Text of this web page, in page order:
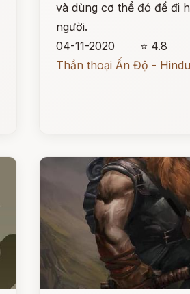
và dùng cơ thể đó để đi
người.
04-11-2020
⭐ 4.8
Thần thoại Ấn Độ - Hindu